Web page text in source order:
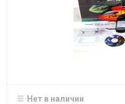
Нет в наличии